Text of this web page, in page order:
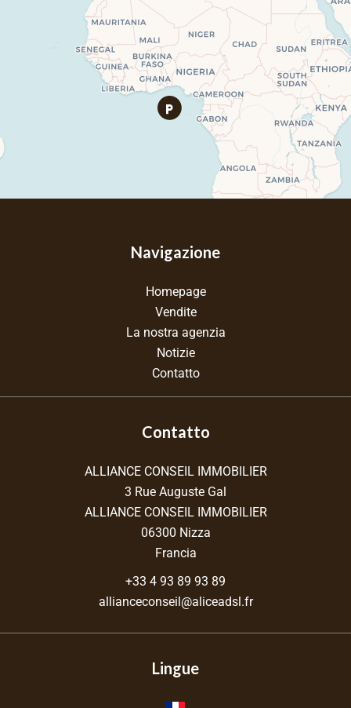
Navigazione
Homepage
Vendite
La nostra agenzia
Notizie
Contatto
Contatto
ALLIANCE CONSEIL IMMOBILIER
3 Rue Auguste Gal
ALLIANCE CONSEIL IMMOBILIER
06300 Nizza
Francia
+33 4 93 89 93 89
allianceconseil@aliceadsl.fr
Lingue